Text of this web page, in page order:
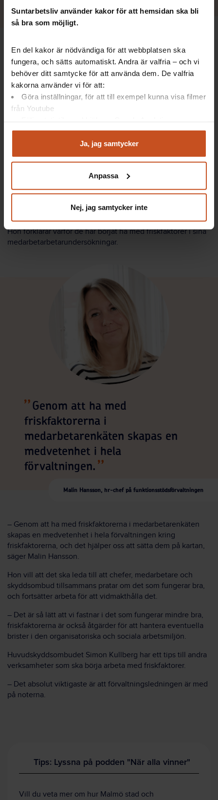
Suntarbetsliv använder kakor för att hemsidan ska bli
så bra som möjligt.
En del kakor är nödvändiga för att webbplatsen ska
fungera, och sätts automatiskt. Andra är valfria – och vi
behöver ditt samtycke för att använda dem. De valfria
kakorna använder vi för att:
Göra inställningar, för att till exempel kunna visa filmer
från Youtube
Analysera trafik för att kunna visa riktad information
Du kan när som helst återta ditt godkännande genom att
integritet@suntarbetsliv.se.
Ja, jag samtycker
Anpassa
Nej, jag samtycker inte
Till det arbetet har hr tagit fram ett stödmaterial som
vägleder cheferna i arbetet med resultaten och hur de kan
göra medarbetarna delaktiga. På intranätet finns även
stödmaterial om friskfaktorer med länkar till Suntarbetslivs
verktyg Friskfaktorlabbet
medarbetarna ska få ta del av det och vara delaktiga i det
fortsatta arbetet, berättar Moa Elfström.
Mäter friskfaktorerna för att sätta dem på
Malin Hansson är Funktionsstödsförvaltningens hr-chef.
Hon förklarar varför de har börjat ha med friskfaktorer i sina
medarbetarbetarundersökningar.
Genom att ha med
friskfaktorerna i
medarbetarenkäten skapas en
medvetenhet i hela
förvaltningen.
Malin Hansson, hr-chef på funktionsstödsförvaltningen
– Genom att ha med friskfaktorerna i medarbetarenkäten
skapas en medvetenhet i hela förvaltningen kring
friskfaktorerna, och det hjälper oss att sätta dem på kartan,
säger Malin Hansson.
Hon vill att det ska leda till att chefer, medarbetare och
skyddsombud tillsammans pratar om det som fungerar bra,
och fortsätter arbeta för att vidmakthålla det.
– Det är så lätt att vi fastnar i det som fungerar mindre bra,
friskfaktorerna är också åtgärder för att hantera eventuella
brister i den organisatoriska och sociala arbetsmiljön.
Huvudskyddsombudet Simon Kullberg har ett tips till andra
verksamheter som ska börja arbeta med friskfaktorer.
– Det absolut viktigaste är att förvaltningsledningen är med
på noterna.
Tips: Lyssna på podden "När alla vinner"
Vill du veta mer om hur Malmö stad och